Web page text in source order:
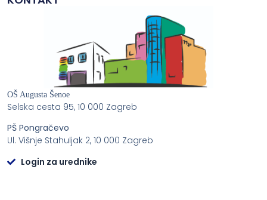
OŠ Augusta Šenoe
Selska cesta 95, 10 000 Zagreb
PŠ Pongračevo
Ul. Višnje Stahuljak 2, 10 000 Zagreb
Login za urednike